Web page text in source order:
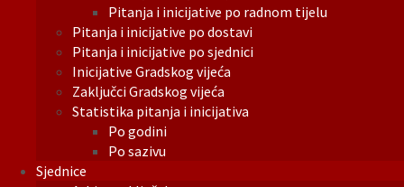
Pitanja i inicijative po radnom tijelu
Pitanja i inicijative po dostavi
Pitanja i inicijative po sjednici
Inicijative Gradskog vijeća
Zaključci Gradskog vijeća
Statistika pitanja i inicijativa
Po godini
Po sazivu
Sjednice